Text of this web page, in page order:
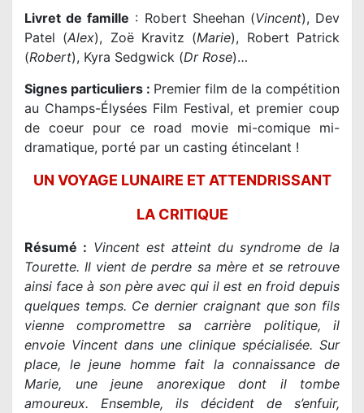
Livret de famille : Robert Sheehan (Vincent), Dev
Patel (Alex), Zoë Kravitz (Marie), Robert Patrick
(Robert), Kyra Sedgwick (Dr Rose)…
Signes particuliers : Premier film de la compétition
au Champs-Élysées Film Festival, et premier coup
de coeur pour ce road movie mi-comique mi-
dramatique, porté par un casting étincelant !
UN VOYAGE LUNAIRE ET ATTENDRISSANT
LA CRITIQUE
Résumé : Vincent est atteint du syndrome de la
Tourette. Il vient de perdre sa mère et se retrouve
ainsi face à son père avec qui il est en froid depuis
quelques temps. Ce dernier craignant que son fils
vienne compromettre sa carrière politique, il
envoie Vincent dans une clinique spécialisée. Sur
place, le jeune homme fait la connaissance de
Marie, une jeune anorexique dont il tombe
amoureux. Ensemble, ils décident de s’enfuir,